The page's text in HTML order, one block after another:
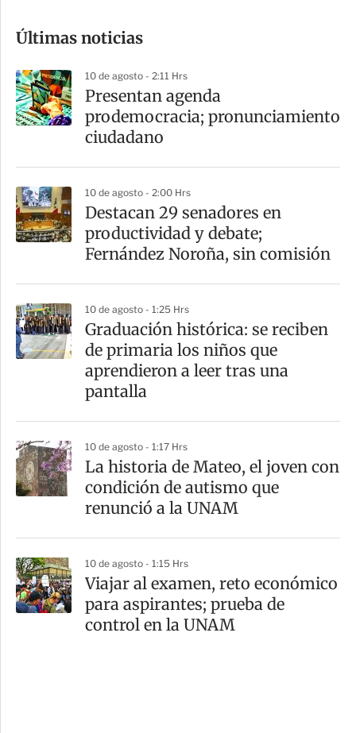
m
a
r
t
Últimas noticias
10 de agosto - 2:11 Hrs
Presentan agenda
prodemocracia; pronunciamiento
ciudadano
10 de agosto - 2:00 Hrs
Destacan 29 senadores en
productividad y debate;
Fernández Noroña, sin comisión
10 de agosto - 1:25 Hrs
Graduación histórica: se reciben
de primaria los niños que
aprendieron a leer tras una
pantalla
10 de agosto - 1:17 Hrs
La historia de Mateo, el joven con
condición de autismo que
renunció a la UNAM
10 de agosto - 1:15 Hrs
Viajar al examen, reto económico
para aspirantes; prueba de
control en la UNAM